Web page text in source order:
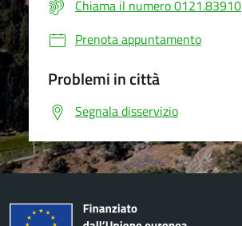
Chiama il numero 0121.83910
Prenota appuntamento
Problemi in città
Segnala disservizio